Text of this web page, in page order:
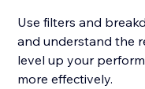
Use filters and
and understand the
level up your
more effectively.